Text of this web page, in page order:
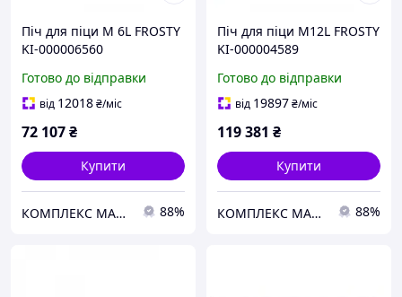
Піч для піци M 6L FROSTY
KI-000006560
Готово до відправки
від 12018₴/міс
72 107₴
Купити
КОМПЛЕКС МАРКЕТ 88%
Піч для піци M12L FROSTY
KI-000004589
Готово до відправки
від 19897₴/міс
119 381 ₴
Купити
КОМПЛЕКС МАРКЕТ 88%